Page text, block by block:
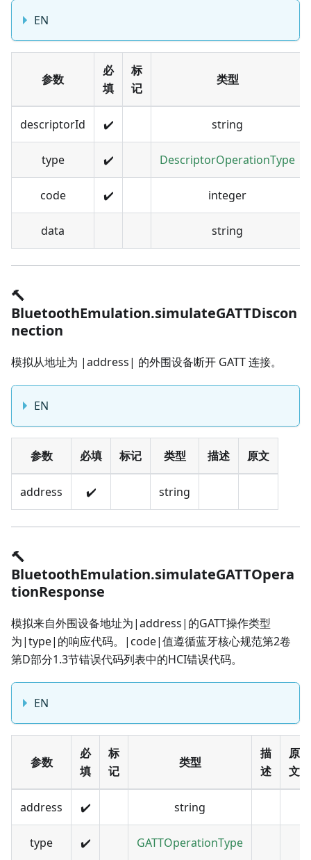
EN
参数
必
填
标
记
类型
descriptorId ✔️ string
type ✔️ DescriptorOperationType
code ✔️ integer
data string
🔨
BluetoothEmulation.simulateGATTDiscon
nection
模拟从地址为 |address| 的外围设备断开 GATT 连接。
EN
参数 必填 标记 类型 描述 原文
address ✔️ string
🔨
BluetoothEmulation.simulateGATTOpera
tionResponse
模拟来自外围设备地址为|address|的GATT操作类型
为|type|的响应代码。|code|值遵循蓝牙核心规范第2卷
第D部分1.3节错误代码列表中的HCI错误代码。
EN
参数
必
填
标
记
类型
描
述
原
文
address ✔️ string
type ✔️ GATTOperationType